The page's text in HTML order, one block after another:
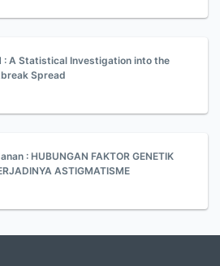
: A Statistical Investigation into the
Spread
: HUBUNGAN FAKTOR GENETIK
ASTIGMATISME